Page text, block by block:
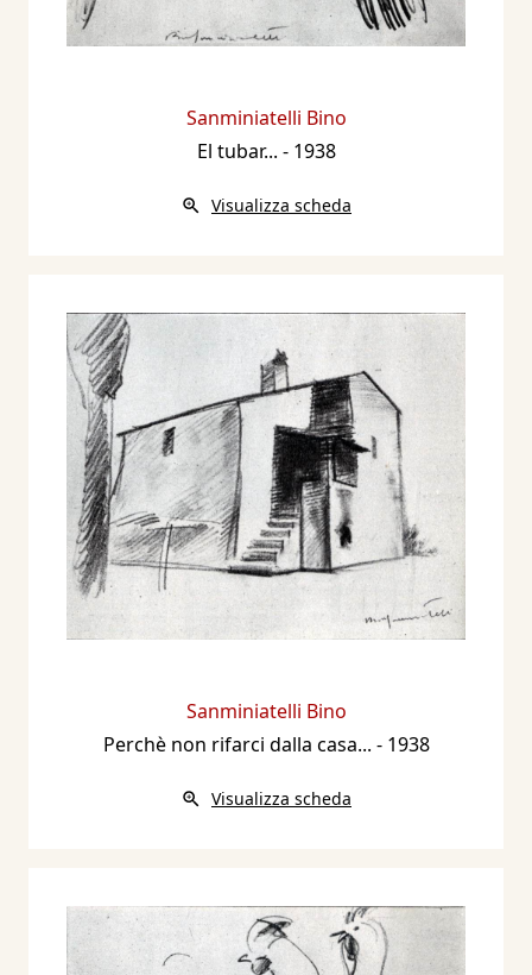
Sanminiatelli Bino
El tubar... - 1938
Visualizza scheda
Sanminiatelli Bino
Perchè non rifarci dalla casa... - 1938
Visualizza scheda